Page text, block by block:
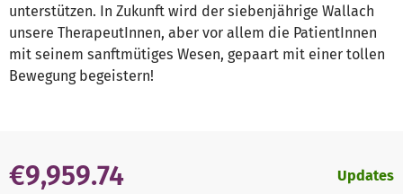
unterstützen. In Zukunft wird der siebenjährige Wallach
unsere TherapeutInnen, aber vor allem die PatientInnen
mit seinem sanftmütiges Wesen, gepaart mit einer tollen
Bewegung begeistern!
€9,959.74 Updates